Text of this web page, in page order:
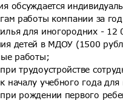
обсуждается
работы компании за
для иногородних - 12
детей в МДОУ (1500
работы;
трудоустройстве
началу учебного года
рождении первого